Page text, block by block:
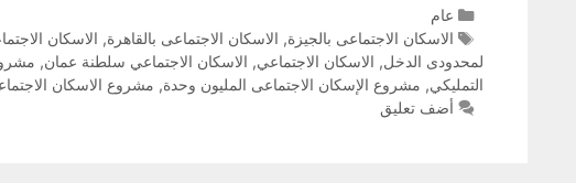
عام
الاسكان الاجتماعى بالجيزة, الاسكان الاجتماعى بالقاهرة, الاسكان
لمحدودى الدخل, الاسكان الاجتماعي, الاسكان الاجتماعي سلطنة عمان,
التمليكي, مشروع الإسكان الاجتماعى المليون وحدة, مشروع الاسكان
أضف تعليق